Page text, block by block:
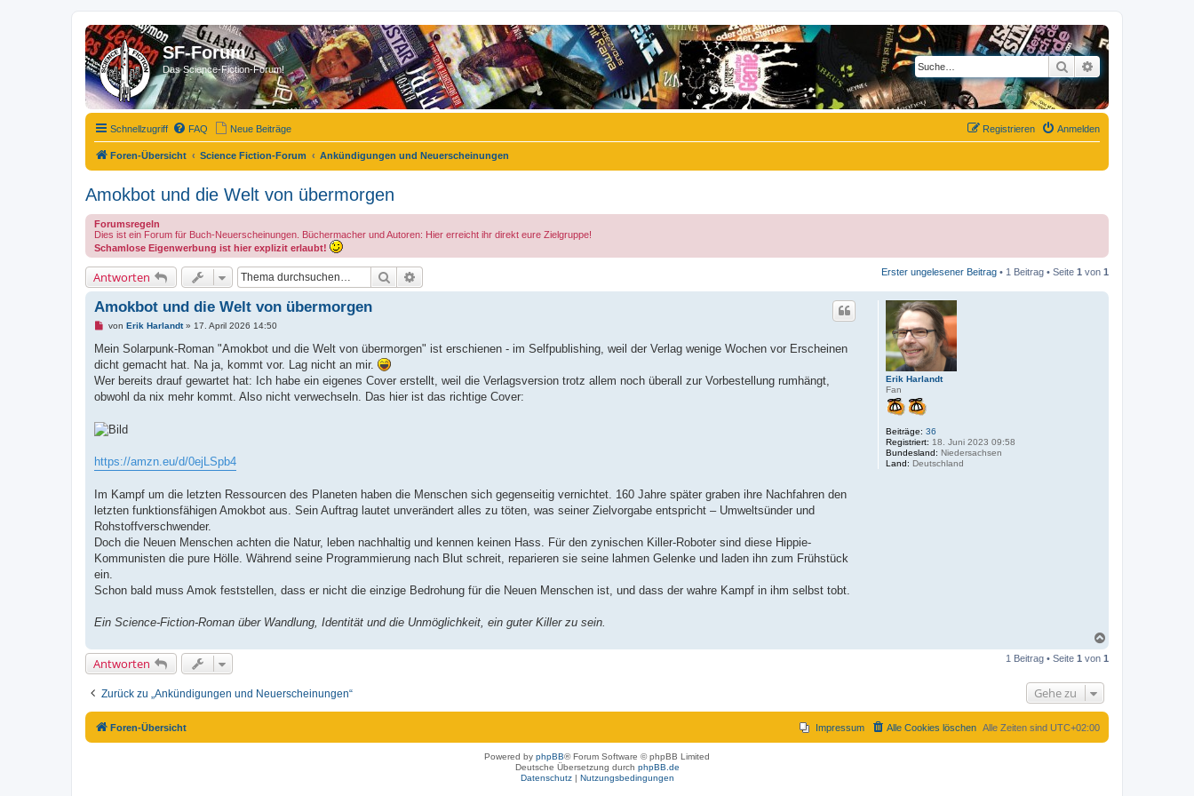
SF-Forum
Das Science-Fiction-Forum! Suche
Schnellzugriff FAQ Neue Beiträge Anmelden
Registrieren
Foren-Übersicht Science Fiction-Forum Ankündigungen und Neuerscheinungen
Amokbot und die Welt von übermorgen
Forumsregeln
Dies ist ein Forum für Buch-Neuerscheinungen. Büchermacher und Autoren: Hier erreicht ihr direkt eure Zielgruppe!
Schamlose Eigenwerbung ist hier explizit erlaubt!
Antworten Suche Erster ungelesener Beitrag • 1 Beitrag • Seite 1 von 1
Erik Harlandt
Fan
Beiträge: 36
Registriert: 18. Juni 2023 09:58
Bundesland: Niedersachsen
Land: Deutschland
Amokbot und die Welt von übermorgen
U
g
l
e
e
e
r
i
t
a
g
von Erik Harlandt» 17. April 2026 14:50
Mein Solarpunk-Roman "Amokbot und die Welt von übermorgen" ist erschienen - im Selfpublishing, weil der Verlag wenige Wochen vor Erscheinen
dicht gemacht hat. Na ja, kommt vor. Lag nicht an mir.
Wer bereits drauf gewartet hat: Ich habe ein eigenes Cover erstellt, weil die Verlagsversion trotz allem noch überall zur Vorbestellung rumhängt,
obwohl da nix mehr kommt. Also nicht verwechseln. Das hier ist das richtige Cover:
https://amzn.eu/d/0ejLSpb4
Im Kampf um die letzten Ressourcen des Planeten haben die Menschen sich gegenseitig vernichtet. 160 Jahre später graben ihre Nachfahren den
letzten funktionsfähigen Amokbot aus. Sein Auftrag lautet unverändert alles zu töten, was seiner Zielvorgabe entspricht – Umweltsünder und
Rohstoffverschwender.
Doch die Neuen Menschen achten die Natur, leben nachhaltig und kennen keinen Hass. Für den zynischen Killer-Roboter sind diese Hippie-
Kommunisten die pure Hölle. Während seine Programmierung nach Blut schreit, reparieren sie seine lahmen Gelenke und laden ihn zum Frühstück
ein.
Schon bald muss Amok feststellen, dass er nicht die einzige Bedrohung für die Neuen Menschen ist, und dass der wahre Kampf in ihm selbst tobt.
Ein Science-Fiction-Roman über Wandlung, Identität und die Unmöglichkeit, ein guter Killer zu sein.
c
Antworten 1 Beitrag • Seite 1 von 1
Zurück zu „Ankündigungen und Neuerscheinungen“ Gehe zu
Foren-Übersicht Alle Zeiten sind UTC+02:00
Alle Cookies löschen
Impressum
Powered by phpBB® Forum Software © phpBB Limited
Deutsche Übersetzung durch phpBB.de
Datenschutz| Nutzungsbedingungen